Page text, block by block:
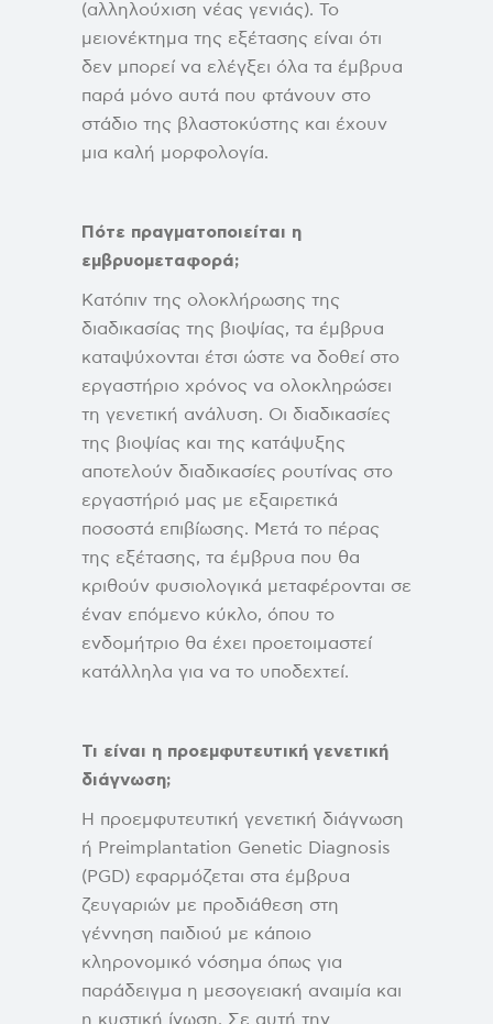
(αλληλούχιση νέας γενιάς). Το
μειονέκτημα της εξέτασης είναι ότι
δεν μπορεί να ελέγξει όλα τα έμβρυα
παρά μόνο αυτά που φτάνουν στο
στάδιο της βλαστοκύστης και έχουν
μια καλή μορφολογία.
Πότε πραγματοποιείται η
εμβρυομεταφορά;
Κατόπιν της ολοκλήρωσης της
διαδικασίας της βιοψίας, τα έμβρυα
καταψύχονται έτσι ώστε να δοθεί στο
εργαστήριο χρόνος να ολοκληρώσει
τη γενετική ανάλυση. Οι διαδικασίες
της βιοψίας και της κατάψυξης
αποτελούν διαδικασίες ρουτίνας στο
εργαστήριό μας με εξαιρετικά
ποσοστά επιβίωσης. Μετά το πέρας
της εξέτασης, τα έμβρυα που θα
κριθούν φυσιολογικά μεταφέρονται σε
έναν επόμενο κύκλο, όπου το
ενδομήτριο θα έχει προετοιμαστεί
κατάλληλα για να το υποδεχτεί.
Τι είναι η προεμφυτευτική γενετική
διάγνωση;
Η προεμφυτευτική γενετική διάγνωση
ή Preimplantation Genetic Diagnosis
(PGD) εφαρμόζεται στα έμβρυα
ζευγαριών με προδιάθεση στη
γέννηση παιδιού με κάποιο
κληρονομικό νόσημα όπως για
παράδειγμα η μεσογειακή αναιμία και
η κυστική ίνωση. Σε αυτή την